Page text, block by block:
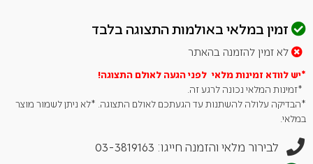
במיילinfo@carmeldirect.com
.
*ללא כפל מבצעים והטבות. ** ט.ל.ח . ***עד 14 ימי אספקה.
זמין במלאי באולמות התצוגה בלבד
לא זמין להזמנה בהאתר
*יש לוודא זמינות מלאי לפני הגעה לאולם התצוגה!
*זמינות המלאי נכונה לרגע זה.
*הבדיקה עלולה להשתנות עד הגעתכם לאולם התצוגה. *לא ניתן לשמור מוצר
במלאי.
לבירור מלאי והזמנה חייגו: 03-3819163